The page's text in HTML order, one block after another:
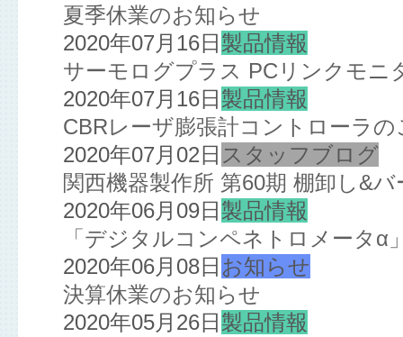
夏季休業のお知らせ
2020年07月16日 製品情報
サーモログプラス PCリンクモニ
2020年07月16日 製品情報
CBRレーザ膨張計コントローラの
2020年07月02日 スタッフブログ
関西機器製作所 第60期 棚卸し&
2020年06月09日 製品情報
「デジタルコンペネトロメータα
2020年06月08日 お知らせ
決算休業のお知らせ
2020年05月26日 製品情報